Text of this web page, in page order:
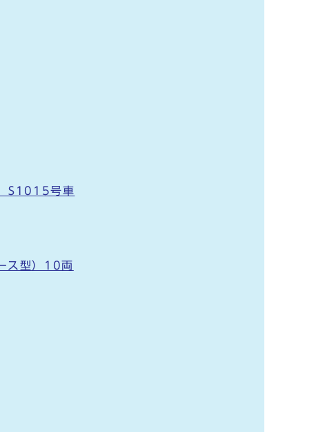
S1015号車
ス型）10両